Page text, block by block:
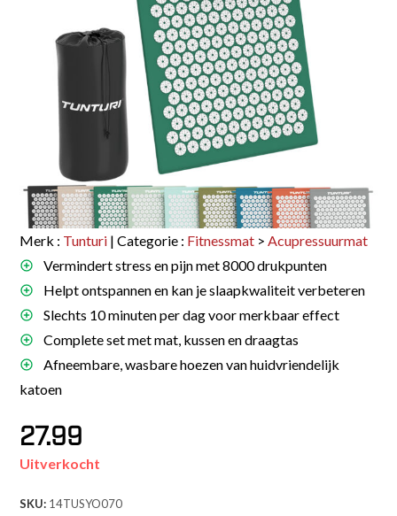
Merk : Tunturi | Categorie : Fitnessmat >Acupressuurmat
Vermindert stress en pijn met 8000 drukpunten
Helpt ontspannen en kan je slaapkwaliteit verbeteren
Slechts 10 minuten per dag voor merkbaar effect
Complete set met mat, kussen en draagtas
Afneembare, wasbare hoezen van huidvriendelijk
katoen
27.99
Uitverkocht
SKU: 14TUSYO070